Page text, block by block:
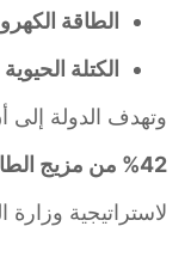
الطاقة
الكتلة الحيوية
وتهدف الدولة إلى
42% من مزيج الطاقة في مصر بحلول عام 2035
لاستراتيجية وزارة